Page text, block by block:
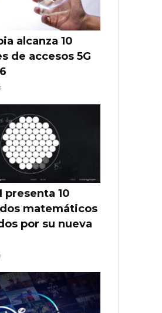
alcanza 10
de accesos 5G
presenta 10
matemáticos
por su nueva